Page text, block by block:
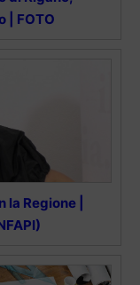
| FOTO
Regione |